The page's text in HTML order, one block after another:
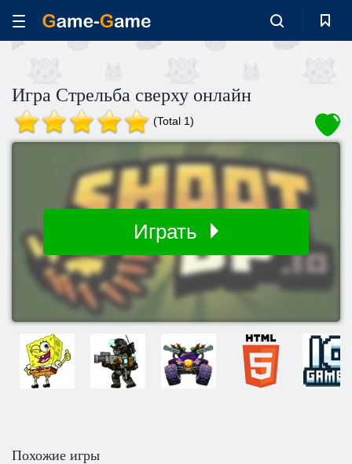
Игра Стрельба сверху онлайн
(Total 1)
Играть
Похожие игры